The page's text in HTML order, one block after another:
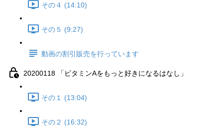
その４ (14:10)
その５ (9:27)
動画の割引販売を行っています
20200118 「ビタミンAをもっと好きになるはなし」
その１ (13:04)
その２ (16:32)